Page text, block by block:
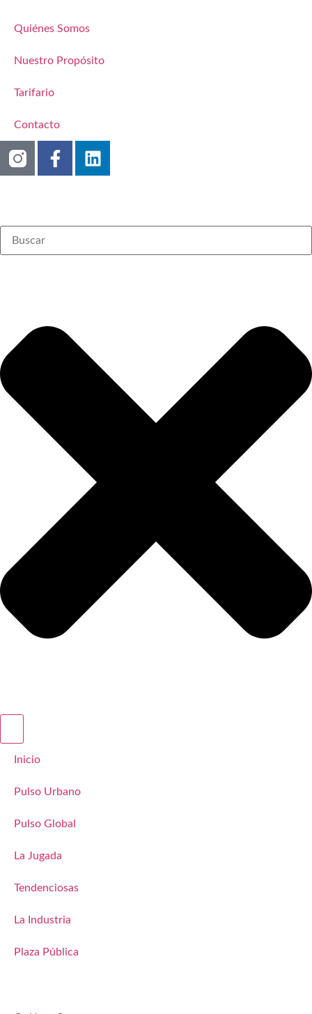
Quiénes Somos
Nuestro Propósito
Tarifario
Contacto
Inicio
Pulso Urbano
Pulso Global
La Jugada
Tendenciosas
La Industria
Plaza Pública